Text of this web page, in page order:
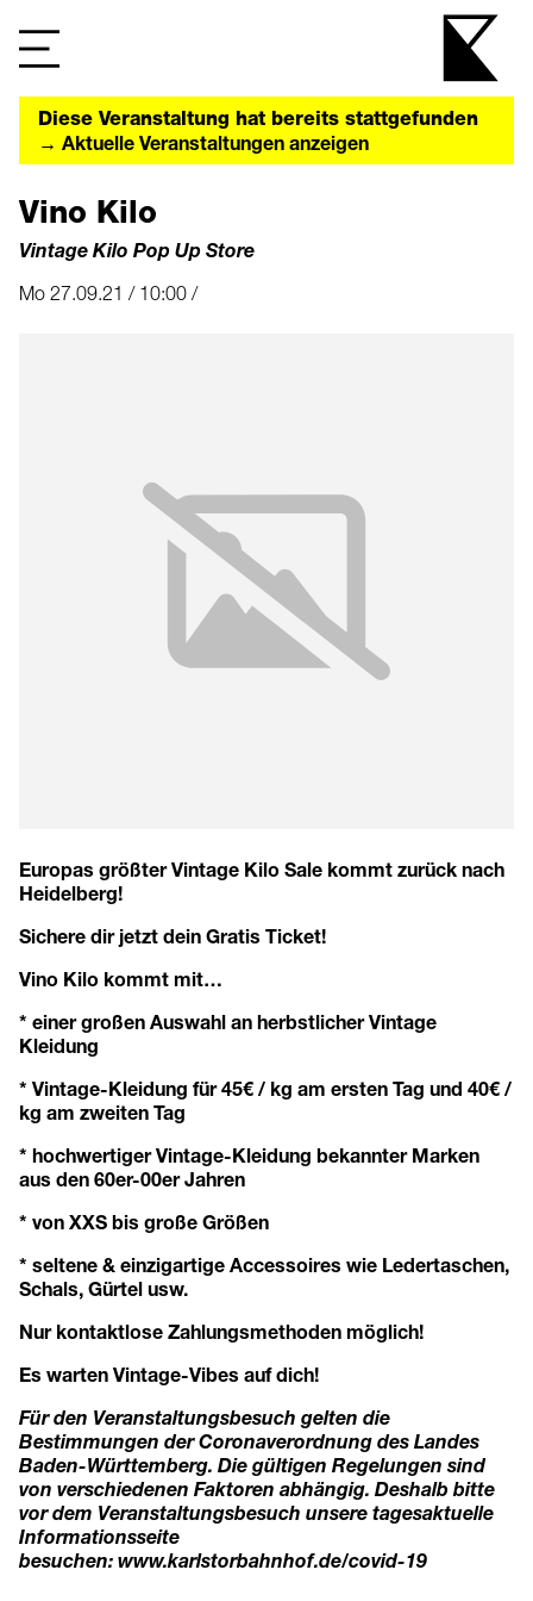
Diese Veranstaltung hat bereits stattgefunden
→ Aktuelle Veranstaltungen anzeigen
Vino Kilo
Vintage Kilo Pop Up Store
Mo 27.09.21 / 10:00 /
Europas größter Vintage Kilo Sale kommt zurück nach
Heidelberg!
Sichere dir jetzt dein Gratis Ticket!
Vino Kilo kommt mit…
* einer großen Auswahl an herbstlicher Vintage
Kleidung
* Vintage-Kleidung für 45€ / kg am ersten Tag und 40€ /
kg am zweiten Tag
* hochwertiger Vintage-Kleidung bekannter Marken
aus den 60er-00er Jahren
* von XXS bis große Größen
* seltene & einzigartige Accessoires wie Ledertaschen,
Schals, Gürtel usw.
Nur kontaktlose Zahlungsmethoden möglich!
Es warten Vintage-Vibes auf dich!
Für den Veranstaltungsbesuch gelten die
Bestimmungen der Coronaverordnung des Landes
Baden-Württemberg. Die gültigen Regelungen sind
von verschiedenen Faktoren abhängig. Deshalb bitte
vor dem Veranstaltungsbesuch unsere tagesaktuelle
Informationsseite
besuchen: www.karlstorbahnhof.de/covid-19